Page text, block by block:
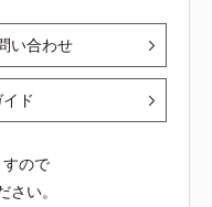
い合わせ
ド
ので
い。